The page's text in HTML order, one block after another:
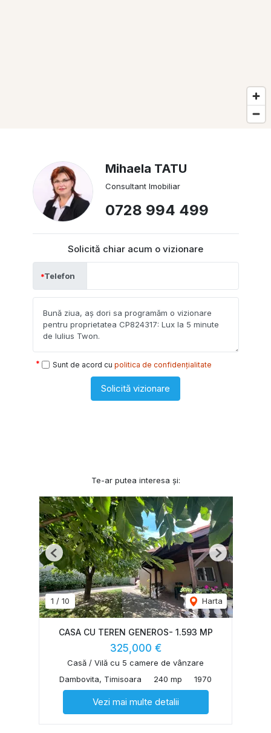
Mihaela TATU
Consultant Imobiliar
0728 994 499
Solicită chiar acum o vizionare
Telefon
Sunt de acord cu politica de confidențialitate
Solicită vizionare
Te-ar putea interesa și:
1 / 10 Harta
Previous Next
CASA CU TEREN GENEROS- 1.593 MP
325,000 €
Casă / Vilă cu 5 camere de vânzare
Dambovita, Timisoara
240 mp 1970
Vezi mai multe detalii